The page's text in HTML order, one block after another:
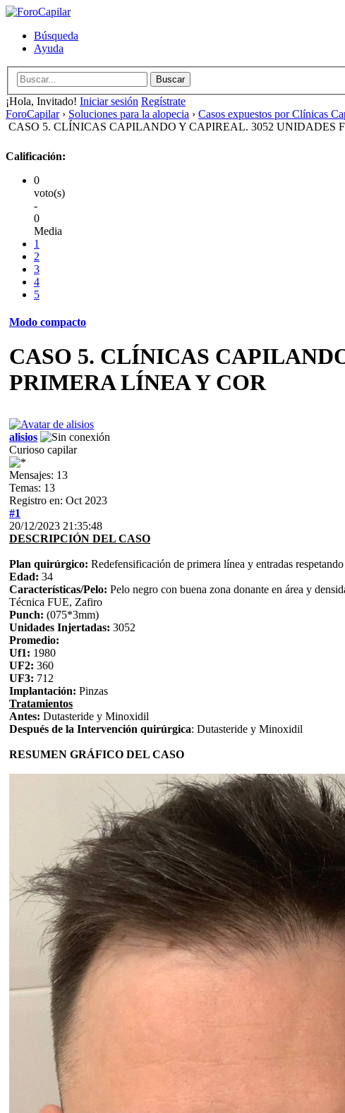
Búsqueda
Ayuda
¡Hola, Invitado! Iniciar sesión Regístrate
ForoCapilar› Soluciones para la alopecia › Casos expuestos por Clínicas
CASO 5. CLÍNICAS CAPILANDO Y CAPIREAL. 3052 UNIDADES
Calificación:
0
voto(s)
-
0
Media
1
2
3
4
5
Modo compacto
CASO 5. CLÍNICAS
PRIMERA LÍNEA Y COR
alisios
Curioso capilar
Mensajes: 13
Temas: 13
Registro en: Oct 2023
#1
20/12/2023 21:35:48
DESCRIPCIÓN DEL CASO
Plan quirúrgico: Redefensificación de primera línea y entradas
Edad: 34
Características/Pelo: Pelo negro con buena zona donante en área y
Técnica FUE, Zafiro
Punch: (075*3mm)
Unidades Injertadas: 3052
Promedio:
Uf1: 1980
UF2: 360
UF3: 712
Implantación: Pinzas
Tratamientos
Antes: Dutasteride y Minoxidil
Después de la Intervención quirúrgica: Dutasteride y Minoxidil
RESUMEN GRÁFICO DEL CASO